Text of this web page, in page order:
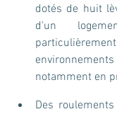
dotés de huit
d'un
notamment en
Des